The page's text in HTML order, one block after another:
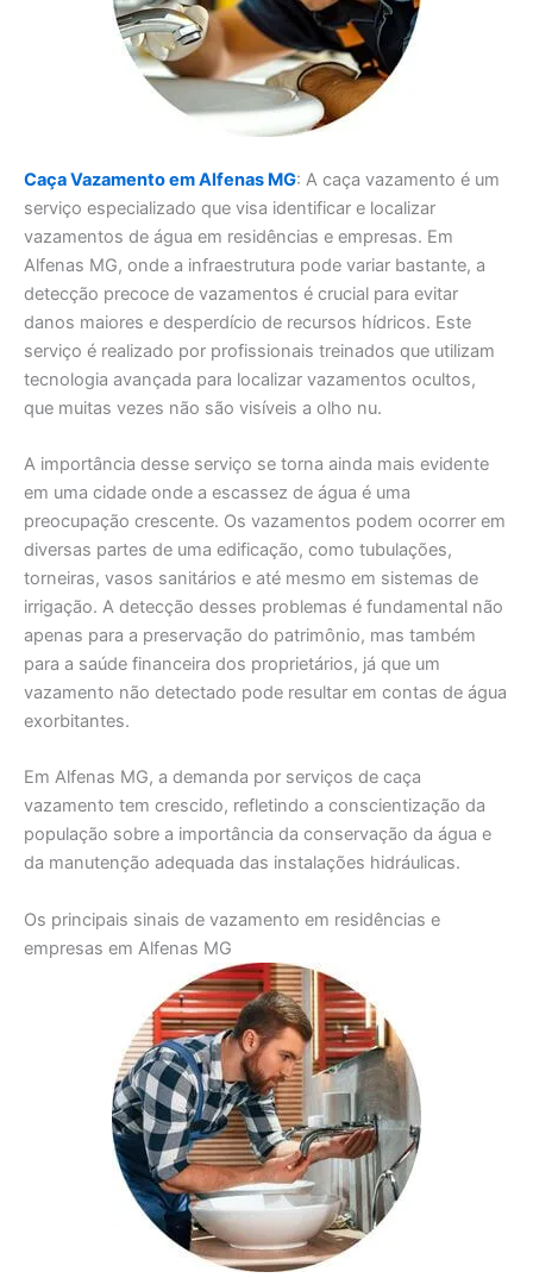
Caça Vazamento em Alfenas MG: A caça vazamento é um
serviço especializado que visa identificar e localizar
vazamentos de água em residências e empresas. Em
Alfenas MG, onde a infraestrutura pode variar bastante, a
detecção precoce de vazamentos é crucial para evitar
danos maiores e desperdício de recursos hídricos. Este
serviço é realizado por profissionais treinados que utilizam
tecnologia avançada para localizar vazamentos ocultos,
que muitas vezes não são visíveis a olho nu.
A importância desse serviço se torna ainda mais evidente
em uma cidade onde a escassez de água é uma
preocupação crescente. Os vazamentos podem ocorrer em
diversas partes de uma edificação, como tubulações,
torneiras, vasos sanitários e até mesmo em sistemas de
irrigação. A detecção desses problemas é fundamental não
apenas para a preservação do patrimônio, mas também
para a saúde financeira dos proprietários, já que um
vazamento não detectado pode resultar em contas de água
exorbitantes.
Em Alfenas MG, a demanda por serviços de caça
vazamento tem crescido, refletindo a conscientização da
população sobre a importância da conservação da água e
da manutenção adequada das instalações hidráulicas.
Os principais sinais de vazamento em residências e
empresas em Alfenas MG